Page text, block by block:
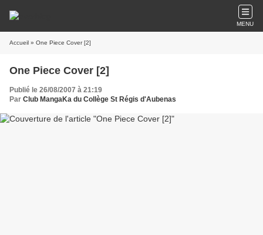
MENU
Accueil » One Piece Cover [2]
One Piece Cover [2]
Publié le 26/08/2007 à 21:19
Par Club MangaKa du Collège St Régis d'Aubenas